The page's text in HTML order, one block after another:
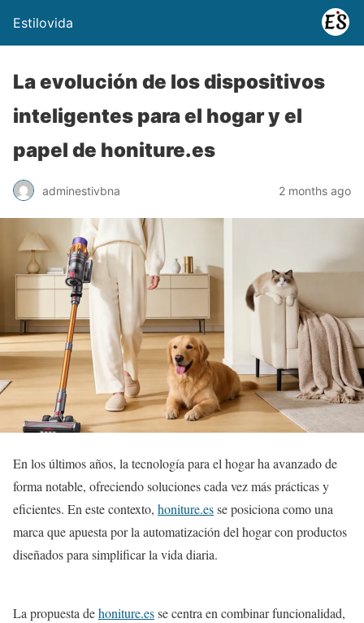
Estilovida
La evolución de los dispositivos
inteligentes para el hogar y el
papel de honiture.es
adminestivbna 2 months ago
En los últimos años, la tecnología para el hogar ha avanzado de
forma notable, ofreciendo soluciones cada vez más prácticas y
eficientes. En este contexto, honiture.esse posiciona como una
marca que apuesta por la automatización del hogar con productos
diseñados para simplificar la vida diaria.
La propuesta dehoniture.esse centra en combinar funcionalidad,